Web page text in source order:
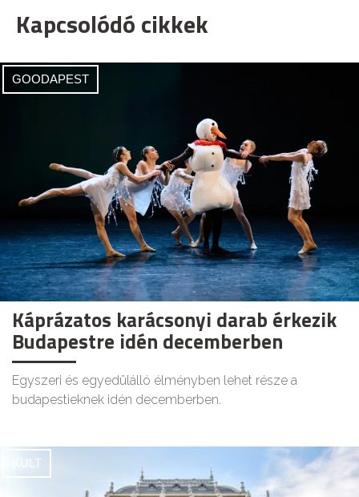
Kapcsolódó cikkek
GOODAPEST
Káprázatos karácsonyi darab érkezik
Budapestre idén decemberben
Egyszeri és egyedülálló élményben lehet része a
budapestieknek idén decemberben.
KULT